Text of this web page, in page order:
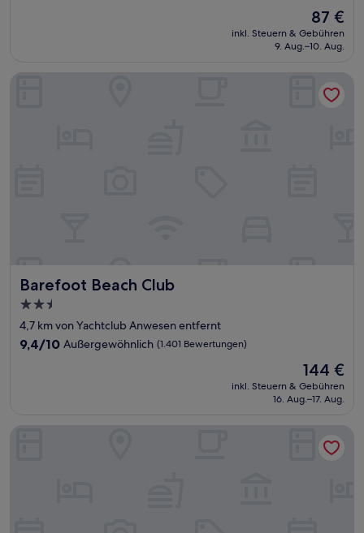
Der
Preis
beträgt
87 €
inkl. Steuern & Gebühren
9. Aug.–10. Aug.
Barefoot Beach Club
Barefoot Beach Club
2.5-
Sterne-
Unterkunft
4,7 km von Yachtclub Anwesen entfernt
9.4
9,4/10 Außergewöhnlich (1.401 Bewertungen)
Der
Preis
beträgt
144 €
inkl. Steuern & Gebühren
16. Aug.–17. Aug.
Barefoot Beach Club